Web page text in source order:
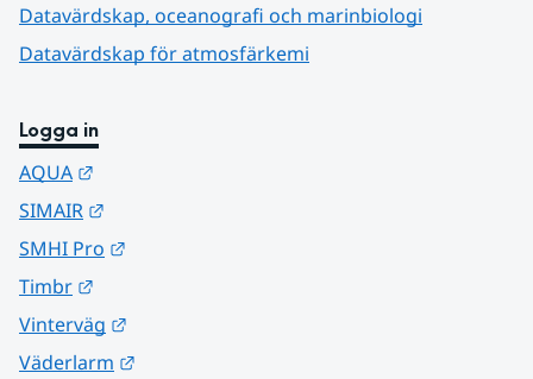
Datavärdskap, oceanografi och marinbiologi
Datavärdskap för atmosfärkemi
Logga in
AQUA
SIMAIR
SMHI Pro
Timbr
Vinterväg
Väderlarm